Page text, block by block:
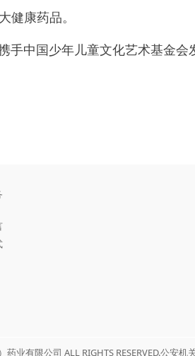
健康药品。
中国少年儿童文化艺术基金会
业有限公司 ALL RIGHTS RESERVED.公安